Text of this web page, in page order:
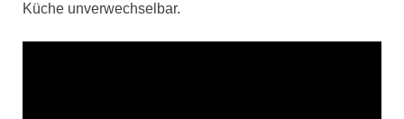
Küche unverwechselbar.